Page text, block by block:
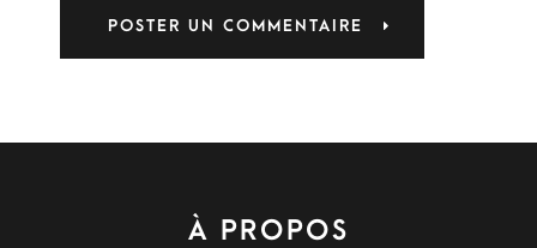
À PROPOS